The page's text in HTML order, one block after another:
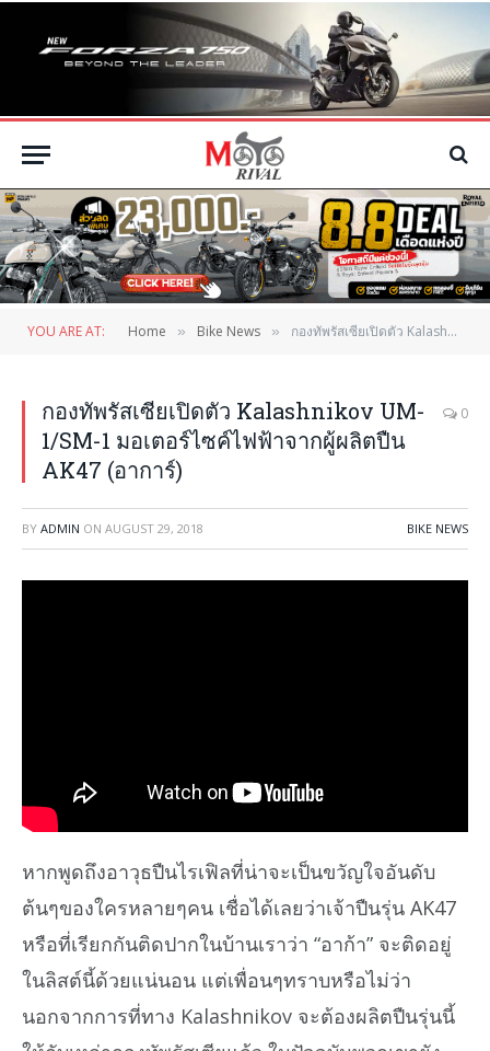
YOU ARE AT: Home » Bike News » กองทัพรัสเซียเปิดตัว Kalashnikov UM-1/SM-1 มอเตอร์ไซค์ไฟฟ้าจากผู้ผลิตปืน AK47 (อาการ์)
กองทัพรัสเซียเปิดตัว Kalashnikov UM-
1/SM-1 มอเตอร์ไซค์ไฟฟ้าจากผู้ผลิตปืน
AK47 (อาการ์)
0
BY ADMIN ON AUGUST 29, 2018 BIKE NEWS
หากพูดถึงอาวุธปืนไรเฟิลที่น่าจะเป็นขวัญใจอันดับ
ต้นๆของใครหลายๆคน เชื่อได้เลยว่าเจ้าปืนรุ่น AK47
หรือที่เรียกกันติดปากในบ้านเราว่า “อาก้า” จะติดอยู่
ในลิสต์นี้ด้วยแน่นอน แต่เพื่อนๆทราบหรือไม่ว่า
นอกจากการที่ทาง Kalashnikov จะต้องผลิตปืนรุ่นนี้